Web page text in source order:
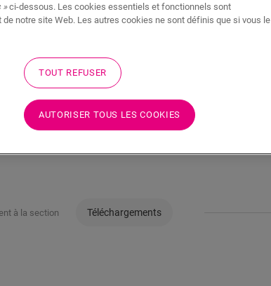
à la section Téléchargements
»ci-dessous. Les cookies essentiels et fonctionnels sont
notre site Web. Les autres cookies ne sont définis que si vous le
TOUT REFUSER
AUTORISER TOUS LES COOKIES